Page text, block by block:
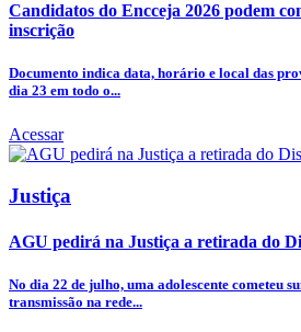
Candidatos do Encceja 2026 podem
inscrição
Documento indica data, horário e local das
dia 23 em todo o...
Acessar
Justiça
AGU pedirá na Justiça a retirada do
No dia 22 de julho, uma adolescente cometeu
transmissão na rede...